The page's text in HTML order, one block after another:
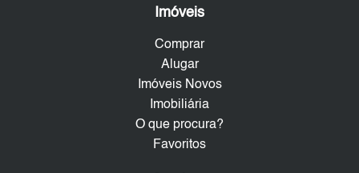
Imóveis
Comprar
Alugar
Imóveis Novos
Imobiliária
O que procura?
Favoritos